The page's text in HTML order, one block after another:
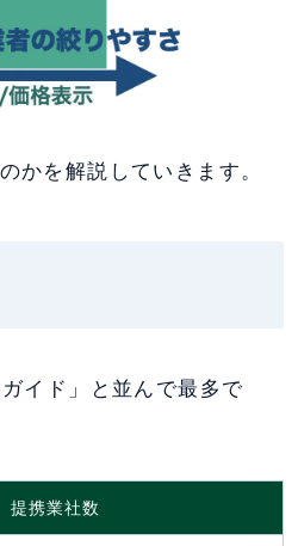
かを解説していきます。
イド」と並んで最多で
提携業社数